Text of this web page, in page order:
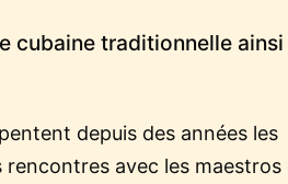
cubaine traditionnelle ainsi
depuis des années les
avec les maestros